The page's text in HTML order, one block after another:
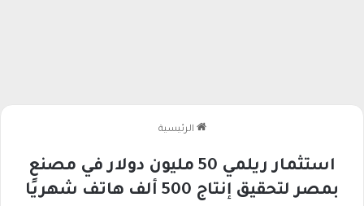
الرئيسية
استثمار ريلمي 50 مليون دولار في مصنع
بمصر لتحقيق إنتاج 500 ألف هاتف شهريًا